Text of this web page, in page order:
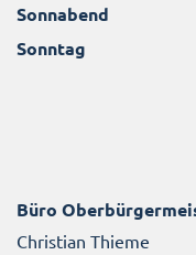
Sonnabend
Sonntag
Büro
Christian Thieme